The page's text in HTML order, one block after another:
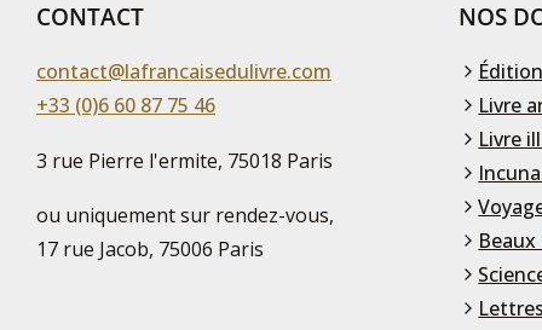
CONTACT
contact@lafrancaisedulivre.com
+33 (0)6 60 87 75 46
3 rue Pierre l'ermite, 75018 Paris
ou uniquement sur rendez-vous,
17 rue Jacob, 75006 Paris
NOS
Livre
Livre